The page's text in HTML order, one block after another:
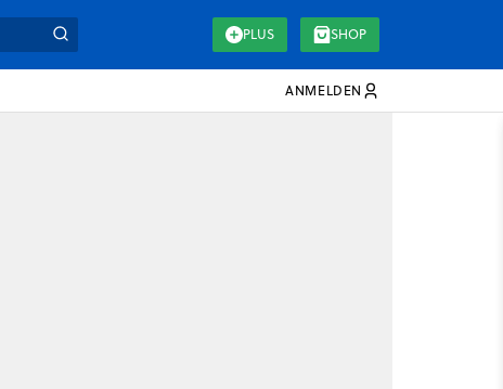
PLUS SHOP
ANMELDEN